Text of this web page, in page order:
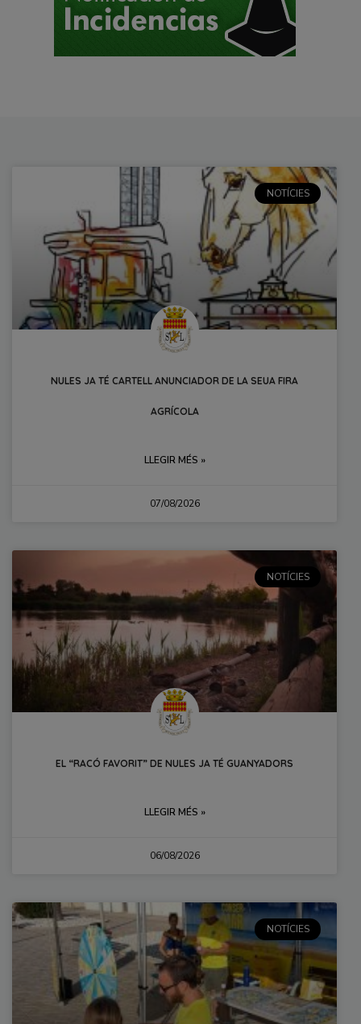
NOTÍCIES
NULES JA TÉ CARTELL ANUNCIADOR DE LA SEUA FIRA
AGRÍCOLA
LLEGIR MÉS »
07/08/2026
NOTÍCIES
EL “RACÓ FAVORIT” DE NULES JA TÉ GUANYADORS
LLEGIR MÉS »
06/08/2026
NOTÍCIES